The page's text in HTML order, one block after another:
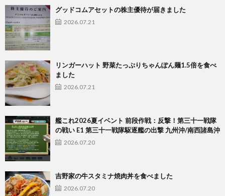
グッドコムアセットの株主優待が届きました
2026.07.21
リンガーハット 野菜たっぷりちゃんぽん麺1.5倍を食べ
ました
2026.07.21
艦これ2026夏イベント 前段作戦：反撃！第三十一戦隊
の戦い E1 第三十一戦隊駆逐艦の出撃 九州沖/南西諸島沖
2026.07.20
吉野家の牛スタミナ焼肉丼を食べました
2026.07.20